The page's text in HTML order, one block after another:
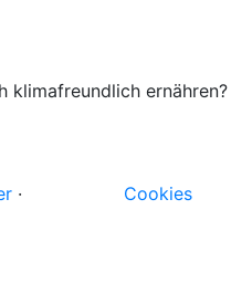
klimafreundlich ernähren?
·
Cookies